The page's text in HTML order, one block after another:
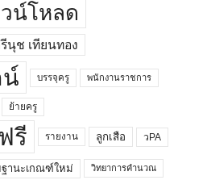
น์โหลด
นุช เทียนทอง
บรรจุครู พนักงานราชการ
ย้ายครู
รี รายงาน ลูกเสือ วPA
านะเกณฑ์ใหม่ วิทยาการคำนวณ